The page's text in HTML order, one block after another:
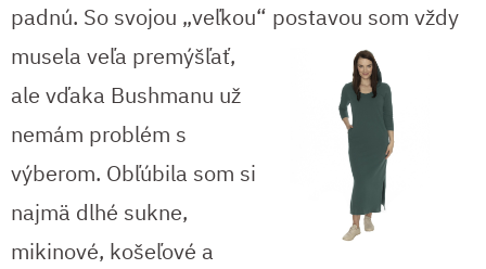
padnú. So svojou „veľkou“ postavou som vždy
musela veľa premýšľať,
ale vďaka Bushmanu už
nemám problém s
výberom. Obľúbila som si
najmä dlhé sukne,
mikinové, košeľové a